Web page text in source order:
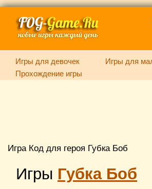
Игры для девочек Игры для
Прохождение игры
Игра Код для героя Губка Боб
Игры Губка Боб